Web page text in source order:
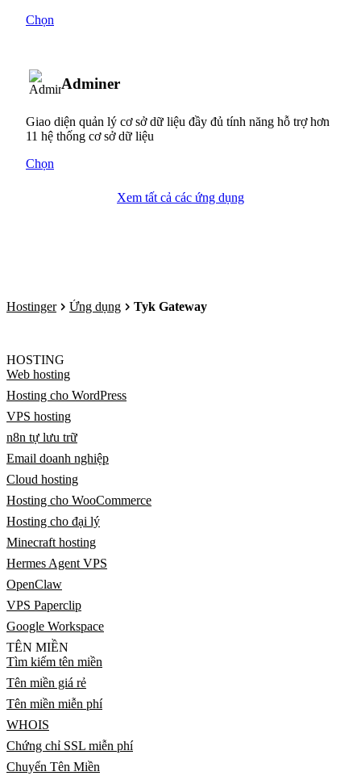
Chọn
Adminer
Giao diện quản lý cơ sở dữ liệu đầy đủ tính năng hỗ trợ hơn
11 hệ thống cơ sở dữ liệu
Chọn
Xem tất cả các ứng dụng
Hostinger Ứng dụng Tyk Gateway
HOSTING
Web hosting
Hosting cho WordPress
VPS hosting
n8n tự lưu trữ
Email doanh nghiệp
Cloud hosting
Hosting cho WooCommerce
Hosting cho đại lý
Minecraft hosting
Hermes Agent VPS
OpenClaw
VPS Paperclip
Google Workspace
TÊN MIỀN
Tìm kiếm tên miền
Tên miền giá rẻ
Tên miền miễn phí
WHOIS
Chứng chỉ SSL miễn phí
Chuyển Tên Miền